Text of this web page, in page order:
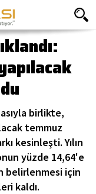
birlikte,
temmuz
kesinleşti. Yılın
yüzde 14,64'e
belirlenmesi için
kaldı.